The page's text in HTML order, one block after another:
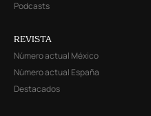
Podcasts
REVISTA
Número actual México
Número actual España
Destacados